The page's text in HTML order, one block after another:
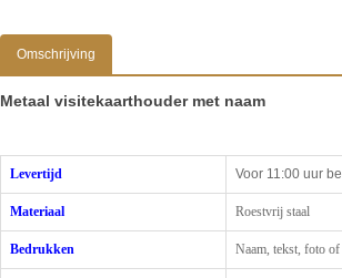
Omschrijving
Metaal visitekaarthouder met naam
Levertijd Voor 11:00 uur
Materiaal Roestvrij staal
Bedrukken Naam, tekst, foto